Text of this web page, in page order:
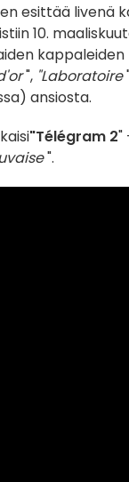
esittää
10.
kappaleiden
", "Laboratoire
ansiosta.
"Télégram 2"
".